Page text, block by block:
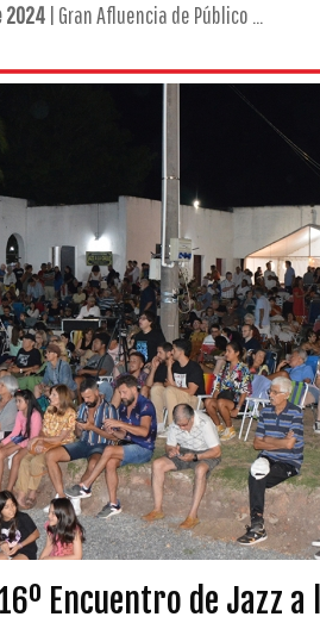
2024 | Gran Afluencia de Público ...
Encuentro de Jazz a